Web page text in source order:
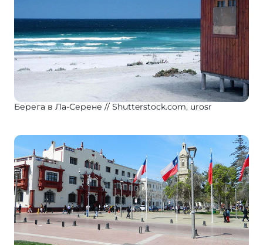
Берега в Ла-Серене Shutterstock.com, urosr